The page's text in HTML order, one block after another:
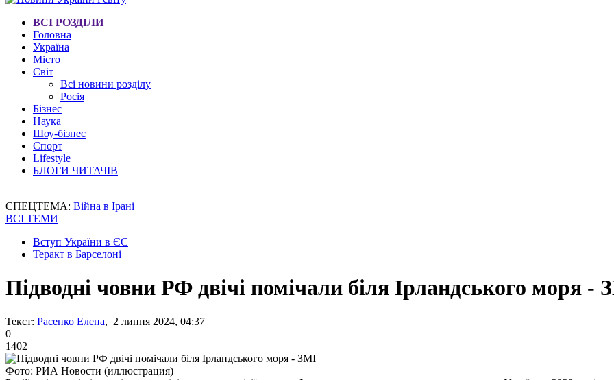
ВСІ РОЗДІЛИ
Головна
Україна
Місто
Світ
Всі новини розділу
Росія
Бізнес
Наука
Шоу-бізнес
Спорт
Lifestyle
БЛОГИ ЧИТАЧІВ
СПЕЦТЕМА: Війна в Ірані
ВСІ ТЕМИ
Вступ України в ЄС
Теракт в Барселоні
Підводні човни РФ двічі помічали біля Ірландського моря -
Текст: Расенко Елена, 2 липня 2024, 04:37
0
1402
Фото: РИА Новости (иллюстрация)